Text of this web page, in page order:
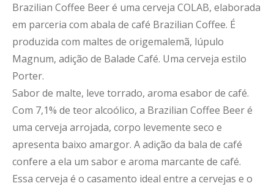
Brazilian Coffee Beer é uma cerveja COLAB, elaborada
em parceria com abala de café Brazilian Coffee. É
produzida com maltes de origemalemã, lúpulo
Magnum, adição de Balade Café. Uma cerveja estilo
Porter.
Sabor de malte, leve torrado, aroma esabor de café.
Com 7,1% de teor alcoólico, a Brazilian Coffee Beer é
uma cerveja arrojada, corpo levemente seco e
apresenta baixo amargor. A adição da bala de café
confere a ela um sabor e aroma marcante de café.
Essa cerveja é o casamento ideal entre a cervejas e o